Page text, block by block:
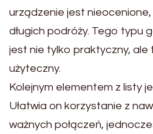
urządzenie jest
długich podróży. Tego typu
jest nie tylko praktyczny, ale
użyteczny.
Kolejnym elementem z listy
Ułatwia on korzystanie z
ważnych połączeń,